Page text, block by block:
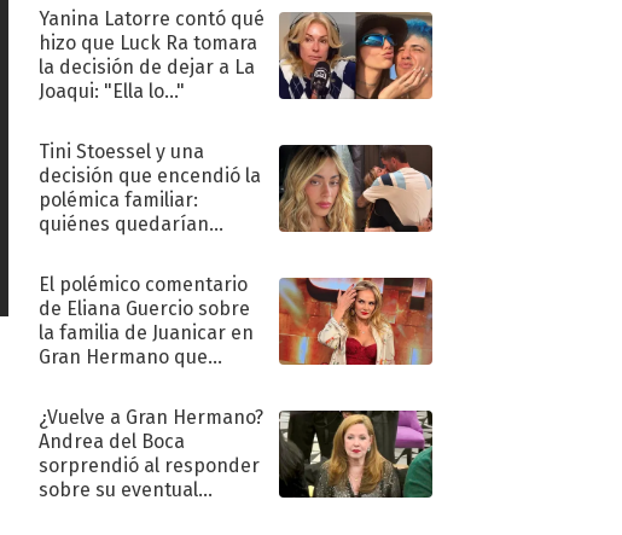
Yanina Latorre contó qué
hizo que Luck Ra tomara
la decisión de dejar a La
Joaqui: "Ella lo..."
Tini Stoessel y una
decisión que encendió la
polémica familiar:
quiénes quedarían
El polémico comentario
de Eliana Guercio sobre
la familia de Juanicar en
Gran Hermano que
¿Vuelve a Gran Hermano?
Andrea del Boca
sorprendió al responder
sobre su eventual